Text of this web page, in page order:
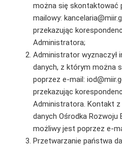
można się skontaktować
mailowy:
przekazując
Administratora;
Administrator wyznaczył
danych, z którym można
poprzez e-mail:
przekazując
Administratora. Kontakt
danych Ośrodka Rozwoju
możliwy jest poprzez e-
Przetwarzanie państwa